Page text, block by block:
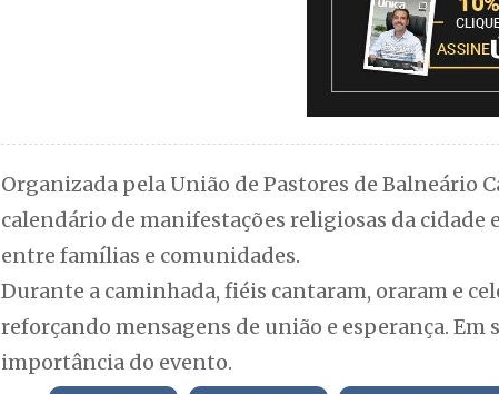
Organizada pela União de Pastores de Balneário
calendário de manifestações religiosas da cidade
entre famílias e comunidades.
Durante a caminhada, fiéis cantaram, oraram e
reforçando mensagens de união e esperança. Em
importância do evento.